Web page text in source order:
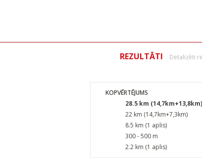
REZULTĀTI Detalizēti
KOPVĒRTĒJUMS
28.5 km (14,7km+13,8km)
22 km (14,7km+7,3km)
8.5 km (1 aplis)
300 - 500 m
2.2 km (1 aplis)